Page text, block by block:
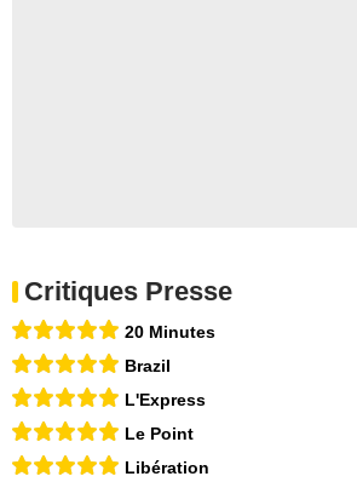
Critiques Presse
20 Minutes
Brazil
L'Express
Le Point
Libération